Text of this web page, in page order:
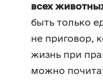
всех
быть только
не приговор,
жизнь при
можно